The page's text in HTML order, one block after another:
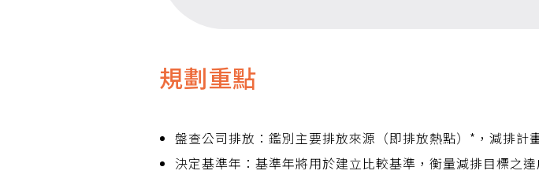
規劃重點
盤查公司排放：鑑別主要排放來源（即排放熱點）*，減排計
決定基準年：基準年將用於建立比較基準，衡量減排目標之達